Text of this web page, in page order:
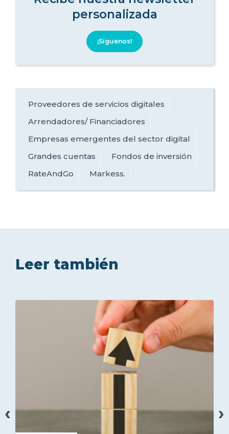
personalizada
¡Síguenos!
Proveedores de servicios digitales
Arrendadores/ Financiadores
Empresas emergentes del sector digital
Grandes cuentas
Fondos de inversión
RateAndGo
Markess.
Leer también
‹ ›